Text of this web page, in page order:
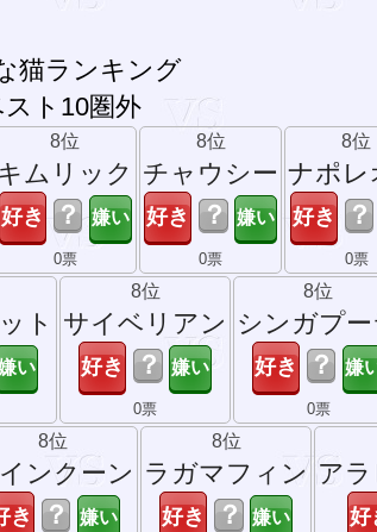
猫ランキング
ト10圏外
8位
キムリック
？
0票
8位
チャウシー
？
0票
8位
ナポレ
？
0票
ト
8位
サイベリアン
？
0票
8位
シンガプー
？
0票
8位
ンクーン
？
8位
ラガマフィン
？
ア